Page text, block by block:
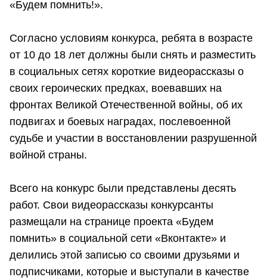
«Будем помнить!».
Согласно условиям конкурса, ребята в возрасте
от 10 до 18 лет должны были снять и разместить
в социальных сетях короткие видеорассказы о
своих героических предках, воевавших на
фронтах Великой Отечественной войны, об их
подвигах и боевых наградах, послевоенной
судьбе и участии в восстановлении разрушенной
войной страны.
Всего на конкурс были представлены десять
работ. Свои видеорассказы конкурсанты
размещали на странице проекта «Будем
помнить» в социальной сети «Вконтакте» и
делились этой записью со своими друзьями и
подписчиками, которые и выступали в качестве